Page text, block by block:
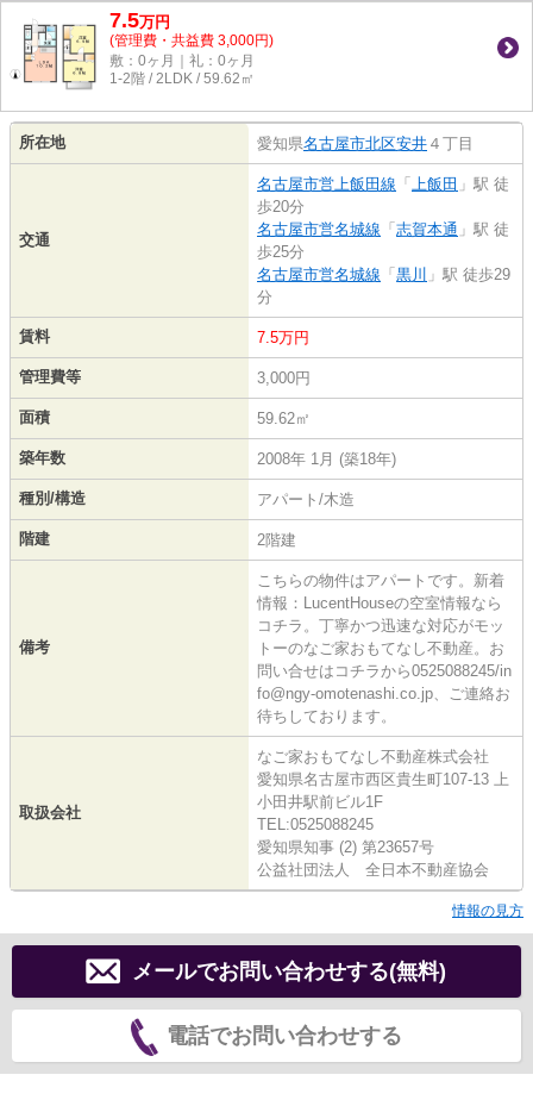
7.5万円
(管理費・共益費 3,000円)
敷：0ヶ月｜礼：0ヶ月
1-2階 / 2LDK / 59.62㎡
所在地 愛知県名古屋市北区安井 ４丁目
交通
名古屋市営上飯田線 「 上飯田 」駅 徒
歩20分
名古屋市営名城線 「 志賀本通 」駅 徒
歩25分
名古屋市営名城線 「 黒川 」駅 徒歩29
分
賃料 7.5万円
管理費等 3,000円
面積 59.62㎡
築年数 2008年 1月 (築18年)
種別/構造 アパート/木造
階建 2階建
備考
こちらの物件はアパートです。新着
情報：LucentHouseの空室情報なら
コチラ。丁寧かつ迅速な対応がモッ
トーのなご家おもてなし不動産。お
問い合せはコチラから0525088245/in
fo@ngy-omotenashi.co.jp、ご連絡お
待ちしております。
取扱会社
なご家おもてなし不動産株式会社
愛知県名古屋市西区貴生町107-13 上
小田井駅前ビル1F
TEL:0525088245
愛知県知事 (2) 第23657号
公益社団法人 全日本不動産協会
情報の見方
メールでお問い合わせする(無料)
電話でお問い合わせする